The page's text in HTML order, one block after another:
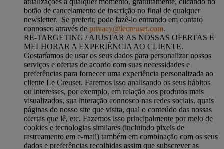
botão de cancelamento de inscrição no final de qualquer
newsletter. Se preferir, pode fazê-lo entrando em contato
connosco através de privacy@lecreuset.com.
RE-TARGETING / AJUSTAR AS NOSSAS OFERTAS E
MELHORAR A EXPERIÊNCIA AO CLIENTE.
Gostaríamos de usar os seus dados para personalizar nossos
serviços e ofertas de acordo com suas necessidades e
preferências para fornecer uma experiência personalizada ao
cliente Le Creuset. Faremos isso analisando os seus hábitos
ou interesses, por exemplo, em relação aos produtos mais
visualizados, sua interação connosco nas redes sociais, quais
páginas do nosso site que visita, qual o conteúdo das nossas
ofertas que lê, etc. Fazemos isso principalmente por meio de
cookies e tecnologias similares (incluindo pixels de
rastreamento em e-mail) também em combinação com os seus
dados e preferências recolhidas assim que subscrever as